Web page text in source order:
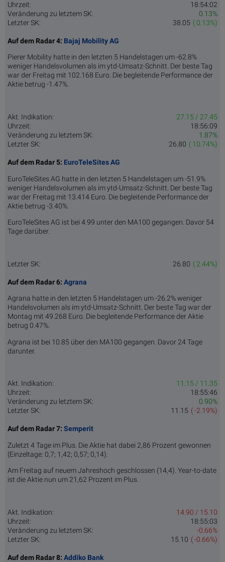
Uhrzeit:
18:54:02
Veränderung zu letztem SK:
0.13%
Letzter SK:
( 0.13%)
38.05
Auf dem Radar 4: Bajaj Mobility AG
Pierer Mobility hatte in den letzten 5 Handelstagen um -62.8%
weniger Handelsvolumen als im ytd-Umsatz-Schnitt. Der beste Tag
war der Freitag mit 102.168 Euro. Die begleitende Performance der
Aktie betrug -1.47%.
Akt. Indikation:
27.15 / 27.45
Uhrzeit:
18:56:09
Veränderung zu letztem SK:
1.87%
Letzter SK:
( 10.74%)
26.80
Auf dem Radar 5: EuroTeleSites AG
EuroTeleSites AG hatte in den letzten 5 Handelstagen um -51.9%
weniger Handelsvolumen als im ytd-Umsatz-Schnitt. Der beste Tag
war der Freitag mit 13.414 Euro. Die begleitende Performance der
Aktie betrug -3.40%.
EuroTeleSites AG ist bei 4.99 unter den MA100 gegangen. Davor 54
Tage darüber.
Letzter SK: ( 2.44%)
26.80
Auf dem Radar 6: Agrana
Agrana hatte in den letzten 5 Handelstagen um -26.2% weniger
Handelsvolumen als im ytd-Umsatz-Schnitt. Der beste Tag war der
Montag mit 49.268 Euro. Die begleitende Performance der Aktie
betrug 0.47%.
Agrana ist bei 10.85 über den MA100 gegangen. Davor 24 Tage
darunter.
Akt. Indikation:
11.15 / 11.35
Uhrzeit:
18:55:46
Veränderung zu letztem SK:
0.90%
Letzter SK:
( -2.19%)
11.15
Auf dem Radar 7: Semperit
Zuletzt 4 Tage im Plus. Die Aktie hat dabei 2,86 Prozent gewonnen
(Einzeltage: 0,7; 1,42; 0,57; 0,14).
Am Freitag auf neuem Jahreshoch geschlossen (14,4). Year-to-date
ist die Aktie nun um 21,62 Prozent im Plus.
Akt. Indikation:
14.90 / 15.10
Uhrzeit:
18:55:03
Veränderung zu letztem SK:
-0.66%
Letzter SK:
( -0.66%)
15.10
Auf dem Radar 8: Addiko Bank